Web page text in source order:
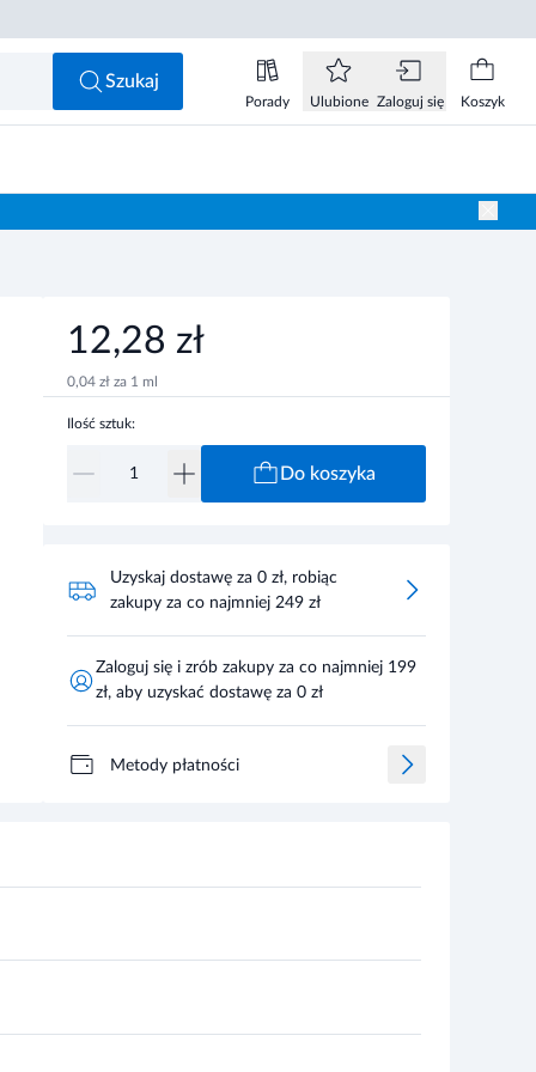
Szukaj
Porady Ulubione Zaloguj się Koszyk
12,28 zł
12,28 zł
0,04 zł za 1 ml
Ilość sztuk:
Do koszyka
Uzyskaj dostawę za 0 zł, robiąc
zakupy za co najmniej 249 zł
Zaloguj się i zrób zakupy za co najmniej 199
zł, aby uzyskać dostawę za 0 zł
Metody płatności